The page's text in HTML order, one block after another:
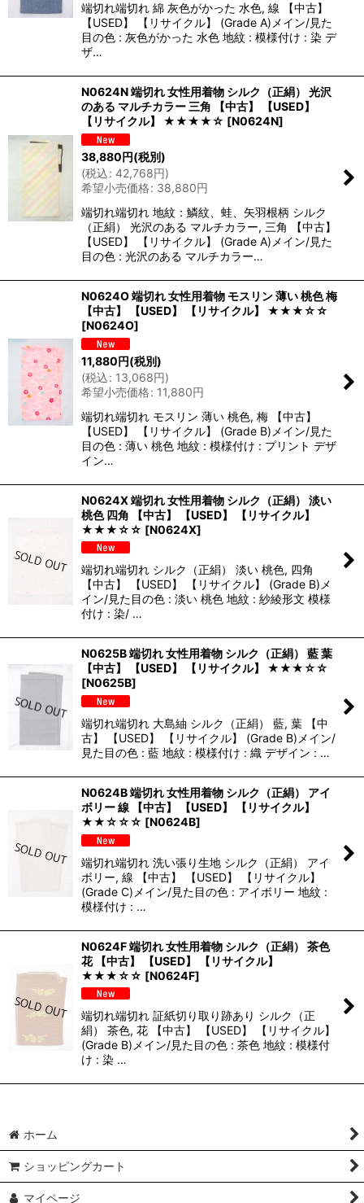
端切れ端切れ 綿 灰色がかった 水色, 線 【中古】
【USED】 【リサイクル】 (Grade A)メイン/見た
目の色 : 灰色がかった 水色 地紋 : 模様付け : 染 デ
ザ…
N0624N 端切れ 女性用着物 シルク（正絹） 光沢
のある マルチカラー 三角 【中古】 【USED】
【リサイクル】 ★★★★☆ [N0624N]
38,880円(税別)
(税込: 42,768円)
希望小売価格: 38,880円
端切れ端切れ 地紋：鱗紋、蛙、矢羽根柄 シルク
（正絹） 光沢のある マルチカラー, 三角 【中古】
【USED】 【リサイクル】 (Grade A)メイン/見た
目の色 : 光沢のある マルチカラー…
N0624O 端切れ 女性用着物 モスリン 薄い 桃色 梅
【中古】 【USED】 【リサイクル】 ★★★☆☆
[N0624O]
11,880円(税別)
(税込: 13,068円)
希望小売価格: 11,880円
端切れ端切れ モスリン 薄い 桃色, 梅 【中古】
【USED】 【リサイクル】 (Grade B)メイン/見た
目の色 : 薄い 桃色 地紋 : 模様付け : プリント デザ
イン…
N0624X 端切れ 女性用着物 シルク（正絹） 淡い
桃色 四角 【中古】 【USED】 【リサイクル】
★★★☆☆ [N0624X]
端切れ端切れ シルク（正絹） 淡い 桃色, 四角
【中古】 【USED】 【リサイクル】 (Grade B)メ
イン/見た目の色 : 淡い 桃色 地紋 : 紗綾形文 模様
付け : 染/ …
N0625B 端切れ 女性用着物 シルク（正絹） 藍 葉
【中古】 【USED】 【リサイクル】 ★★★☆☆
[N0625B]
端切れ端切れ 大島紬 シルク（正絹） 藍, 葉 【中
古】 【USED】 【リサイクル】 (Grade B)メイン/
見た目の色 : 藍 地紋 : 模様付け : 織 デザイン : …
N0624B 端切れ 女性用着物 シルク（正絹） アイ
ボリー 線 【中古】 【USED】 【リサイクル】
★★☆☆☆ [N0624B]
端切れ端切れ 洗い張り生地 シルク（正絹） アイ
ボリー, 線 【中古】 【USED】 【リサイクル】
(Grade C)メイン/見た目の色 : アイボリー 地紋 :
模様付け : …
N0624F 端切れ 女性用着物 シルク（正絹） 茶色
花 【中古】 【USED】 【リサイクル】
★★★☆☆ [N0624F]
端切れ端切れ 証紙切り取り跡あり シルク（正
絹） 茶色, 花 【中古】 【USED】 【リサイクル】
(Grade B)メイン/見た目の色 : 茶色 地紋 : 模様付
け : 染 …
ホーム
ショッピングカート
マイページ